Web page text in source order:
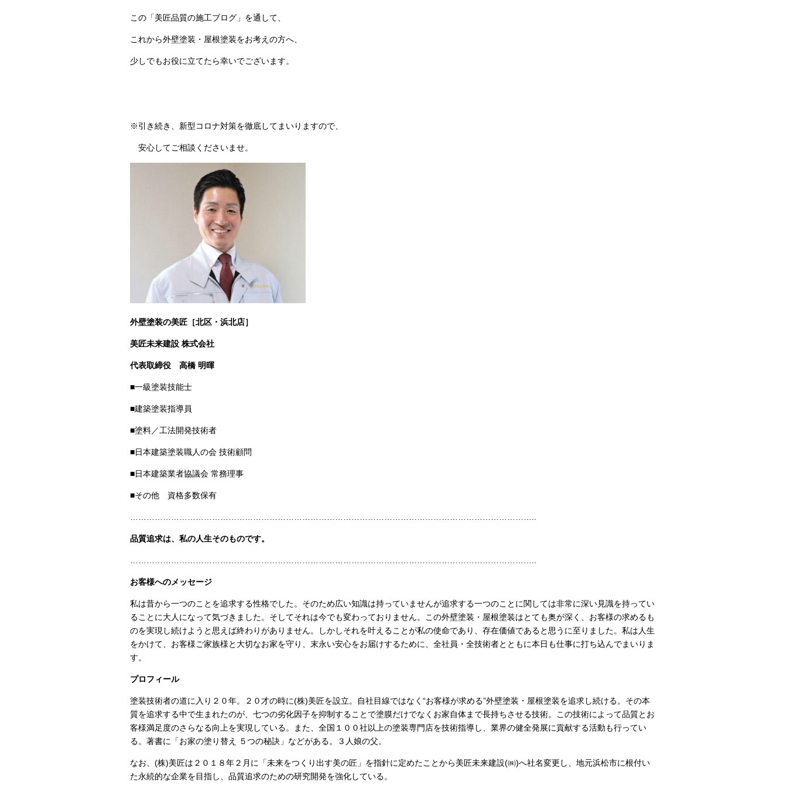
この「美匠品質の施工ブログ」を通して、
これから外壁塗装・屋根塗装をお考えの方へ、
少しでもお役に立てたら幸いでございます。
※引き続き、新型コロナ対策を徹底してまいりますので、
安心してご相談くださいませ。
外壁塗装の美匠［北区・浜北店］
美匠未来建設 株式会社
代表取締役 高橋 明暉
■一級塗装技能士
■建築塗装指導員
■塗料／工法開発技術者
■日本建築塗装職人の会 技術顧問
■日本建築業者協議会 常務理事
■その他 資格多数保有
品質追求は、私の人生そのものです。
お客様へのメッセージ
私は昔から一つのことを追求する性格でした。そのため広い知識は持っていませんが追求する一つのことに関しては非常に深い見識を持ってい
ることに大人になって気づきました。そしてそれは今でも変わっておりません。この外壁塗装・屋根塗装はとても奥が深く、お客様の求めるも
のを実現し続けようと思えば終わりがありません。しかしそれを叶えることが私の使命であり、存在価値であると思うに至りました。私は人生
をかけて、お客様ご家族様と大切なお家を守り、末永い安心をお届けするために、全社員・全技術者とともに本日も仕事に打ち込んでまいりま
す。
プロフィール
塗装技術者の道に入り２０年。２０才の時に(株)美匠を設立。自社目線ではなく“お客様が求める”外壁塗装・屋根塗装を追求し続ける。その本
質を追求する中で生まれたのが、七つの劣化因子を抑制することで塗膜だけでなくお家自体まで長持ちさせる技術。この技術によって品質とお
客様満足度のさらなる向上を実現している。また、全国１００社以上の塗装専門店を技術指導し、業界の健全発展に貢献する活動も行ってい
る。著書に「お家の塗り替え ５つの秘訣」などがある。３人娘の父。
なお、 (株)美匠は２０１８年２月に「未来をつくり出す美の匠」を指針に定めたことから美匠未来建設(㈱)へ社名変更し、地元浜松市に根付い
た永続的な企業を目指し、品質追求のための研究開発を強化している。